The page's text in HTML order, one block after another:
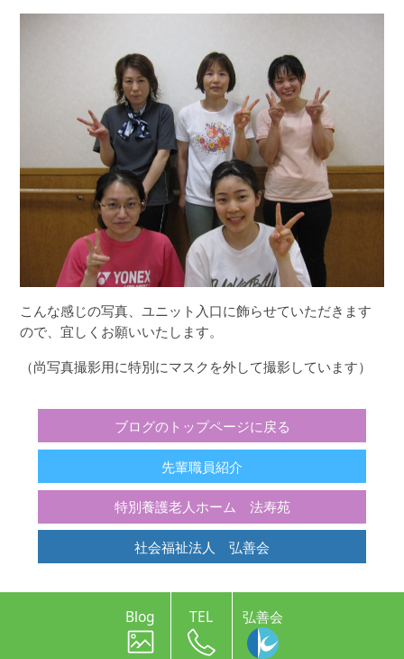
こんな感じの写真、ユニット入口に飾らせていただきます
ので、宜しくお願いいたします。
（尚写真撮影用に特別にマスクを外して撮影しています）
ブログのトップページに戻る
先輩職員紹介
特別養護老人ホーム 法寿苑
社会福祉法人 弘善会
Blog TEL 弘善会